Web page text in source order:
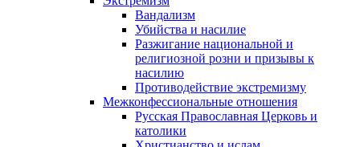
Вандализм
Убийства и насилие
Разжигание национальной и
религиозной розни и призывы к
насилию
Противодействие экстремизму
Межконфессиональные отношения
Русская Православная Церковь и
католики